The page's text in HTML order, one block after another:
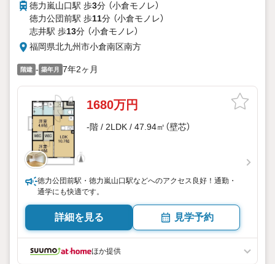
徳力嵐山口駅 歩3分 （小倉モノレ）
徳力公団前駅 歩11分 （小倉モノレ）
志井駅 歩13分 （小倉モノレ）
福岡県北九州市小倉南区南方
階建 - 築年月 7年2ヶ月
1680万円
-階 / 2LDK / 47.94㎡（壁芯）
徳力公団前駅・徳力嵐山口駅などへのアクセス良好！通勤・
通学にも快適です。
詳細を見る 見学予約
ほか提供